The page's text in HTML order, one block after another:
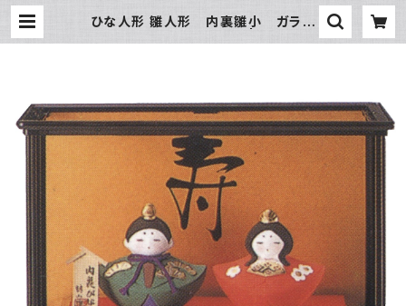
ひな人形 雛人形 内裏雛小 ガラス